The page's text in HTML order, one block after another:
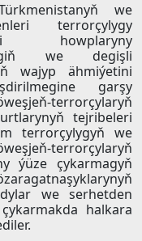
we
terrorçylygy
howplaryny
we degişli
wajyp ähmiýetini
garşy
terrorçylaryň
tejribeleri
terrorçylygyň we
terrorçylaryň
ýüze çykarmagyň
we serhetden
halkara